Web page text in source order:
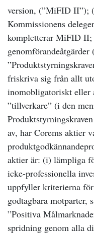
version, (”MiFID II”);
Kommissionens
kompletterar MiFID II;
genomförandeåtgärder
friskriva sig från allt
inomobligatoriskt eller
”tillverkare” (i den
av, har Corems aktier
aktier är: (i) lämpliga
icke-professionella
uppfyller kriterierna
godtagbara
”Positiva
spridning genom alla